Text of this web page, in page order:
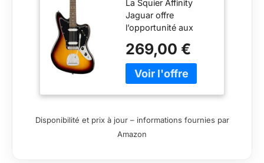
laurier, Sunburst
3 couleurs
La Squier Affinity
Jaguar offre
l’opportunité aux
herbe de profiter d’un
instrument à la forme
légendaire et au son
vénérable famille
Fender. Cette guitare
269,00 €
Disponibilité et prix à jour – informations fournies par
Amazon